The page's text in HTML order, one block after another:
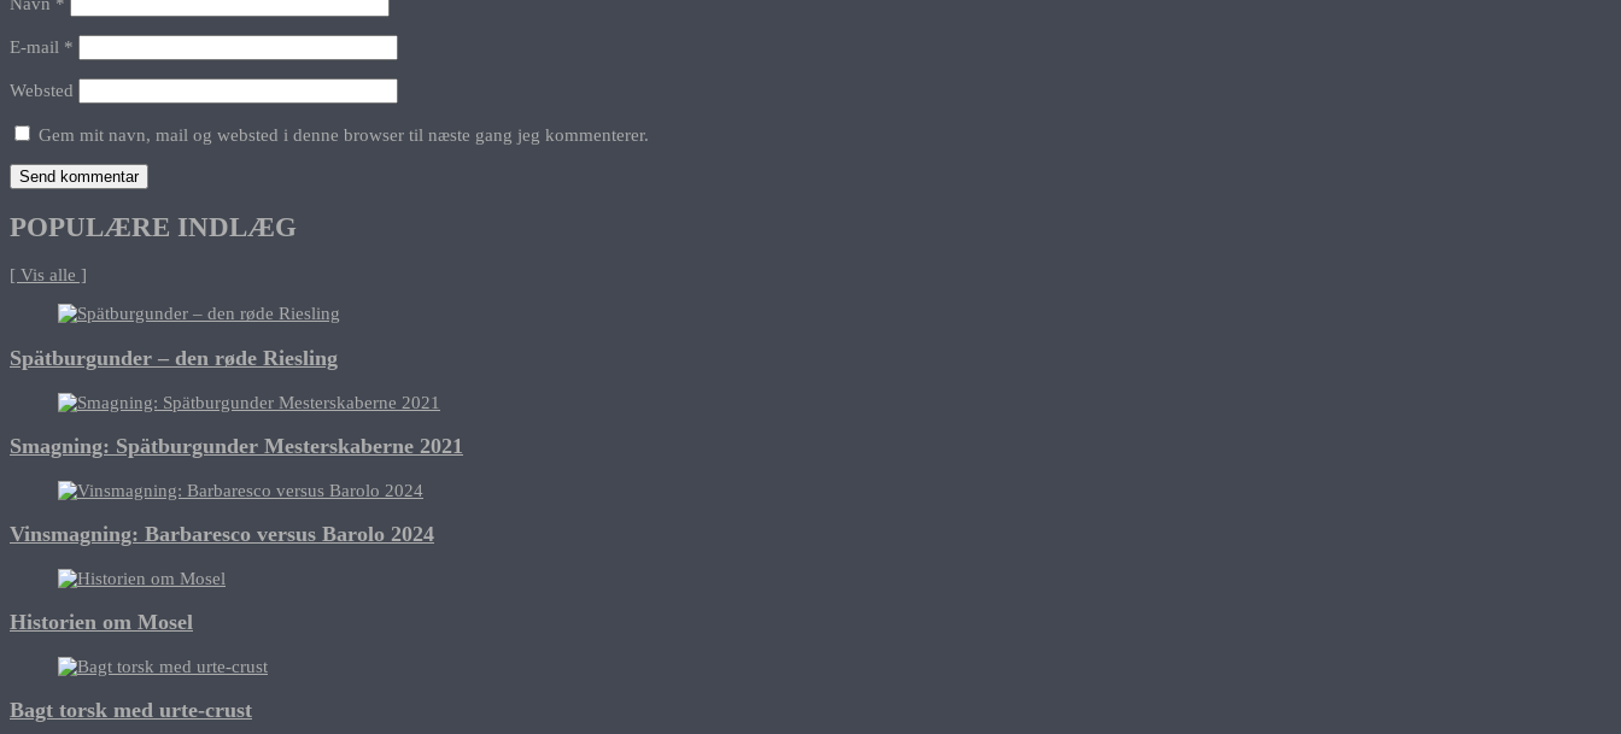
E-mail *
Websted
Gem mit navn, mail og websted i denne browser til næste gang jeg kommenterer.
POPULÆRE INDLÆG
[ Vis alle ]
Spätburgunder – den røde Riesling
Smagning: Spätburgunder Mesterskaberne 2021
Vinsmagning: Barbaresco versus Barolo 2024
Historien om Mosel
Bagt torsk med urte-crust